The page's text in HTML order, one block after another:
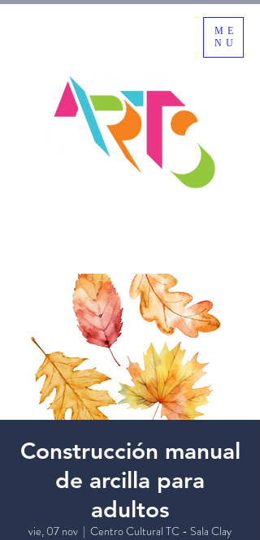
ME
NU
Construcción manual
de arcilla para
adultos
vie, 07 nov
  |
Centro Cultural TC - Sala Clay